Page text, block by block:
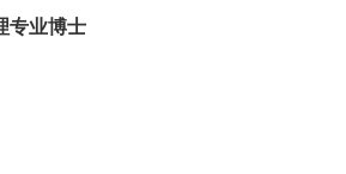
专业博士